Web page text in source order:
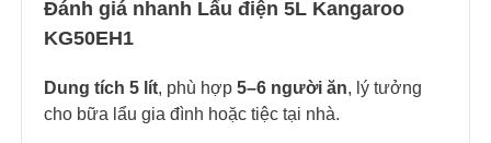
Đánh giá nhanh Lẩu điện 5L Kangaroo
KG50EH1
Dung tích 5 lít, phù hợp 5–6 người ăn, lý tưởng
cho bữa lẩu gia đình hoặc tiệc tại nhà.